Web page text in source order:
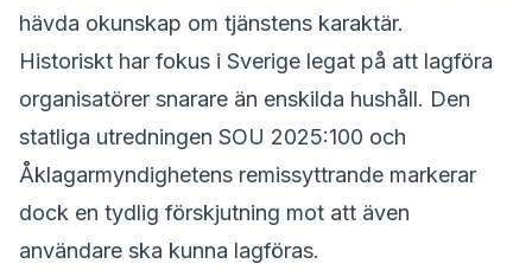
hävda okunskap om tjänstens karaktär.
Historiskt har fokus i Sverige legat på att lagföra
organisatörer snarare än enskilda hushåll. Den
statliga utredningen SOU 2025:100 och
Åklagarmyndighetens remissyttrande markerar
dock en tydlig förskjutning mot att även
användare ska kunna lagföras.